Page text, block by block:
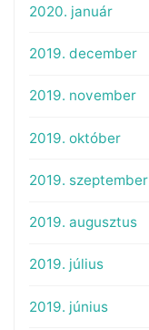
2020. január
2019. december
2019. november
2019. október
2019. szeptember
2019. augusztus
2019. július
2019. június